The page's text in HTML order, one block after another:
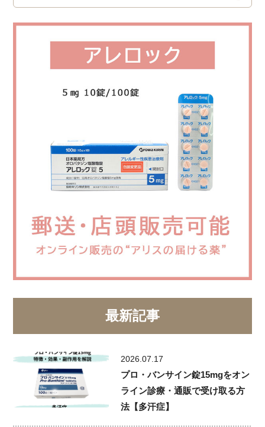
最新記事
2026.07.17
プロ・バンサイン錠15mgをオン
ライン診療・通販で受け取る方
法【多汗症】